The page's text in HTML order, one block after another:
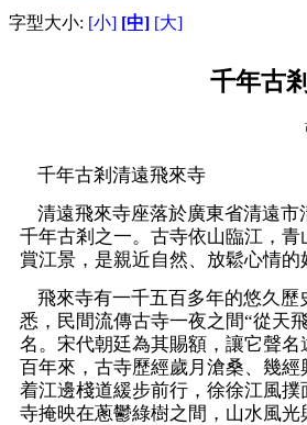
字型大小: [小] [中] [大]
千年古
千年古剎清遠飛來寺
清遠飛來寺座落於廣東省清遠市
千年古剎之一。古寺依山臨江，
賞江景，是親近自然、放鬆心情的
飛來寺有一千五百多年的悠久歷
悉，民間流傳古寺一夜之間“從天
名。宋代朝廷為其賜額，讓它聲
百年來，古寺歷經歲月滄桑、幾
着江邊棧道緩步前行，徐徐江風
寺掩映在蔥鬱綠樹之間，山水風